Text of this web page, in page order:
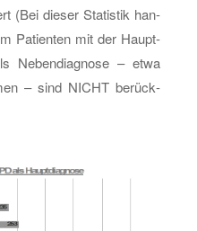
(Bei die­ser Sta­tis­tik han­
Pa­ti­en­ten mit der Haupt­
Ne­ben­dia­gno­se – etwa
– sind NICHT be­rück­